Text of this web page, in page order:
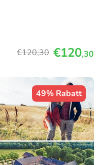
€120,30 €120,30
49% Rabatt